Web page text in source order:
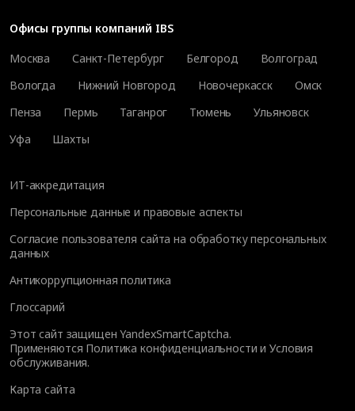
Офисы группы компаний IBS
Москва
Санкт-Петербург Белгород
Волгоград
Вологда
Нижний Новгород Новочеркасск
Омск
Пенза
Пермь Таганрог Тюмень
Ульяновск
Уфа
Шахты
ИТ-аккредитация
Персональные данные и правовые аспекты
Согласие пользователя сайта на обработку персональных
данных
Антикоррупционная политика
Глоссарий
Этот сайт защищен YandexSmartCaptcha.
Применяются Политика конфиденциальности иУсловия
обслуживания.
Карта сайта